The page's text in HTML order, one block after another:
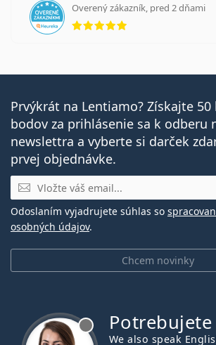
Overený zákazník, pred 2 dňami
hodnotenie 5 z 5
Prvýkrát na Lentiamo? Získajte 50
bodov za prihlásenie sa k odberu
newslettra a vyberte si darček
prvej objednávke.
E-mail
Chcem novinky
Odoslaním vyjadrujete súhlas so
osobných údajov.
We also speak